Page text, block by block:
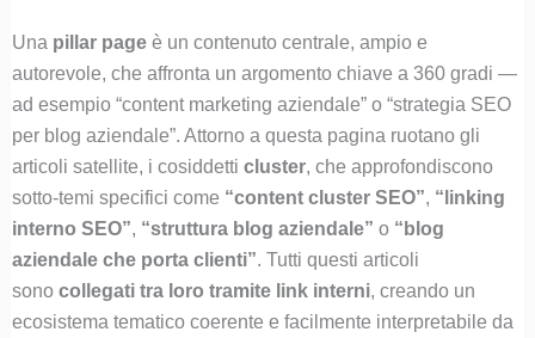
Una pillar pageè un contenuto centrale, ampio e
autorevole, che affronta un argomento chiave a 360 gradi —
ad esempio “content marketing aziendale” o “strategia SEO
per blog aziendale”. Attorno a questa pagina ruotano gli
articoli satellite, i cosiddetti cluster, che approfondiscono
sotto-temi specifici come “content cluster SEO”, “linking
interno SEO”, “struttura blog aziendale” o “blog
aziendale che porta clienti”. Tutti questi articoli
sono collegati tra loro tramite link interni, creando un
ecosistema tematico coerente e facilmente interpretabile da